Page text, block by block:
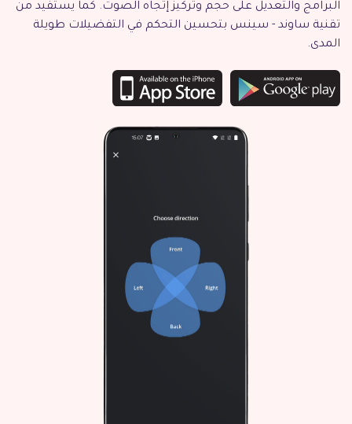
البرامج والتعديل على حجم وتركيز إتجاه الصوت. كما يستفيد من
تقنية ساوند - سينس بتحسين التحكم في التفضيلات طويلة
المدى.